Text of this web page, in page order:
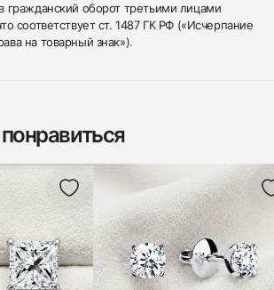
гражданский оборот третьими лицами
соответствует ст. 1487 ГК РФ («Исчерпание
на товарный знак»).